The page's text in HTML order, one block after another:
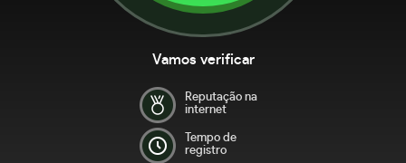
Vamos verificar
Reputação na
internet
Tempo de
registro